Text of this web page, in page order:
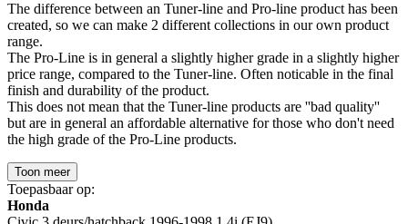
The difference between an Tuner-line and Pro-line product has been
created, so we can make 2 different collections in our own product
range.
The Pro-Line is in general a slightly higher grade in a slightly higher
price range, compared to the Tuner-line. Often noticable in the final
finish and durability of the product.
This does not mean that the Tuner-line products are ''bad quality''
but are in general an affordable alternative for those who don't need
the high grade of the Pro-Line products.
Toon meer
Toepasbaar op:
Honda